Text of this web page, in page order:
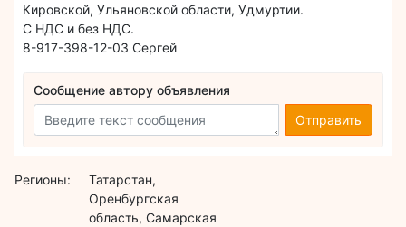
Кировской, Ульяновской области, Удмуртии.
С НДС и без НДС.
8-917-398-12-03 Сергей
Сообщение автору объявления
Отправить
Регионы:
Татарстан,
Оренбургская
область, Самарская